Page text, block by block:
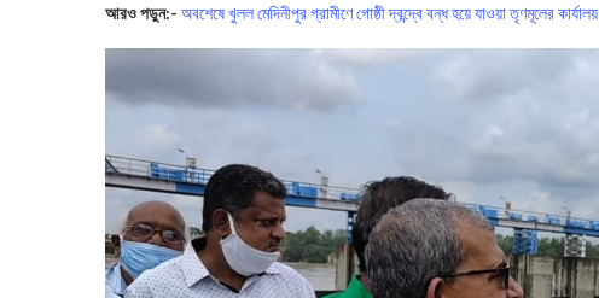
আরও পড়ুন:- অবশেষে খুলল মেদিনীপুর গ্রামীণে গোষ্ঠী দ্বন্দ্বে বন্ধ হয়ে যাওয়া তৃণমূলের কার্যালয়